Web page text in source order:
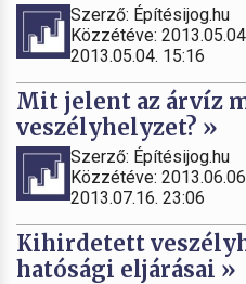
Szerző: Építésijog.hu
Közzétéve:
2013.05.04. 15:16
Mit jelent az árvíz
veszélyhelyzet? »
Szerző: Építésijog.hu
Közzétéve:
2013.07.16. 23:06
Kihirdetett
hatósági eljárásai »